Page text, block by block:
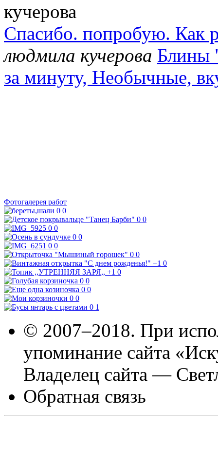
Спасибо. попробую. Как
людмила кучерова Блины
за минуту, Необычные,
Фотогалерея работ
0 0
0 0
0 0
0 0
0 0
0 0
+1 0
+1 0
0 0
0 0
0 0
0 1
© 2007–2018. При
упоминание сайта
Владелец сайта —
Обратная связь